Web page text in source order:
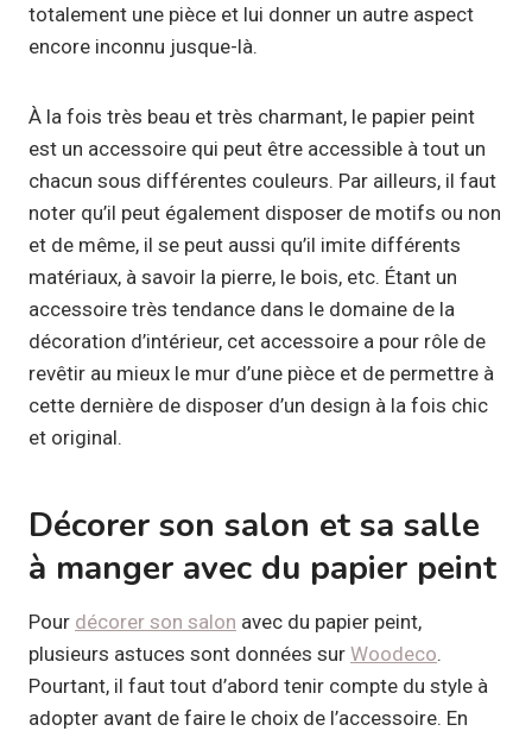
totalement une pièce et lui donner un autre aspect
encore inconnu jusque-là.
À la fois très beau et très charmant, le papier peint
est un accessoire qui peut être accessible à tout un
chacun sous différentes couleurs. Par ailleurs, il faut
noter qu’il peut également disposer de motifs ou non
et de même, il se peut aussi qu’il imite différents
matériaux, à savoir la pierre, le bois, etc. Étant un
accessoire très tendance dans le domaine de la
décoration d’intérieur, cet accessoire a pour rôle de
revêtir au mieux le mur d’une pièce et de permettre à
cette dernière de disposer d’un design à la fois chic
et original.
Décorer son salon et sa salle
à manger avec du papier peint
Pour décorer son salon avec du papier peint,
plusieurs astuces sont données sur Woodeco.
Pourtant, il faut tout d’abord tenir compte du style à
adopter avant de faire le choix de l’accessoire. En